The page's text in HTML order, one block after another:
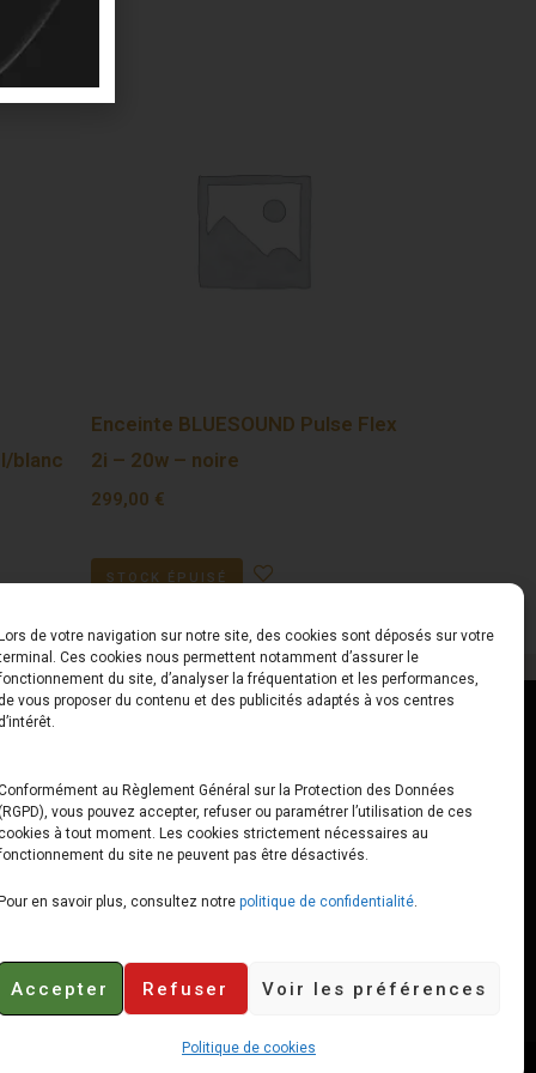
de votre navigation sur notre site, des cookies sont déposés sur votre
Ces cookies nous permettent notamment d’assurer le
du site, d’analyser la fréquentation et les performances,
vous proposer du contenu et des publicités adaptés à vos centres
au Règlement Général sur la Protection des Données
vous pouvez accepter, refuser ou paramétrer l’utilisation de ces
à tout moment. Les cookies strictement nécessaires au
du site ne peuvent pas être désactivés.
en savoir plus, consultez notre politique de confidentialité.
Accepter Refuser Voir les préférences
Politique de cookies
blanc
Enceinte BLUESOUND Pulse Flex
2i – 20w – noire
299,00 €
STOCK ÉPUISÉ
loops.fr
Du Lundi au Vendredi
10h00 – 12h30 // 14h00 –
19h00
Le Samedi
18h00